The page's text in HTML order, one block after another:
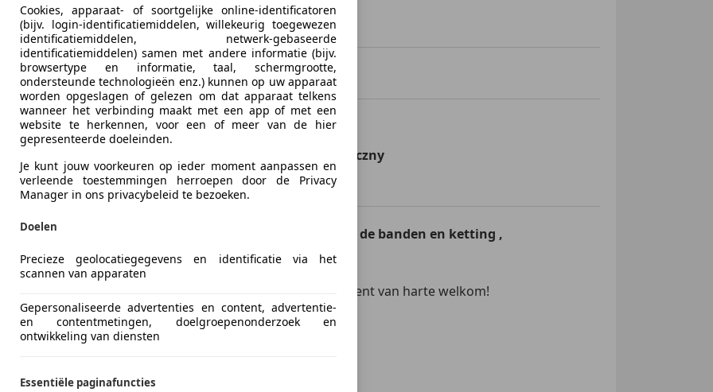
Brandstof Benzine
Kleur
Wit
Wit metaliczny
Soort lak
Metallic
Yamaha XVS 650 Drag Star Keurig netjes , goed op de banden en ketting ,
onderhouden
Wij zijn 2e Paasdag geopend van 10:00 tot 15:00. U bent van harte welkom!
Verkoop in opdracht
Cookies, apparaat- of soortgelijke online-identificatoren
(bijv. login-identificatiemiddelen, willekeurig toegewezen
identificatiemiddelen, netwerk-gebaseerde
identificatiemiddelen) samen met andere informatie (bijv.
browsertype en informatie, taal, schermgrootte,
ondersteunde technologieën enz.) kunnen op uw apparaat
worden opgeslagen of gelezen om dat apparaat telkens
wanneer het verbinding maakt met een app of met een
website te herkennen, voor een of meer van de hier
gepresenteerde doeleinden.
Je kunt jouw voorkeuren op ieder moment aanpassen en
verleende toestemmingen herroepen door de Privacy
Manager in ons privacybeleid te bezoeken.
Doelen
Precieze geolocatiegegevens en identificatie via het
scannen van apparaten
Gepersonaliseerde advertenties en content, advertentie-
en contentmetingen, doelgroepenonderzoek en
ontwikkeling van diensten
Essentiële paginafuncties